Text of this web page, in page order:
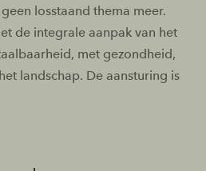
losstaand thema meer.
de integrale aanpak van het
met gezondheid,
landschap. De aansturing is